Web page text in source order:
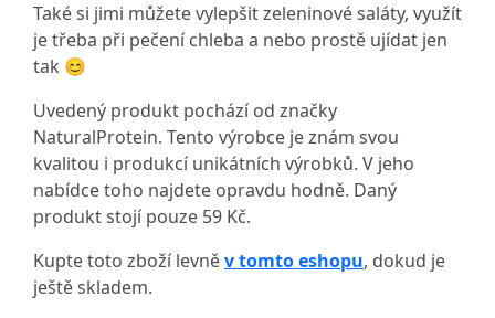
Také si jimi můžete vylepšit zeleninové saláty, využít
je třeba při pečení chleba a nebo prostě ujídat jen
tak 😊
Uvedený produkt pochází od značky
NaturalProtein. Tento výrobce je znám svou
kvalitou i produkcí unikátních výrobků. V jeho
nabídce toho najdete opravdu hodně. Daný
produkt stojí pouze 59 Kč.
Kupte toto zboží levněv tomto eshopu, dokud je
ještě skladem.